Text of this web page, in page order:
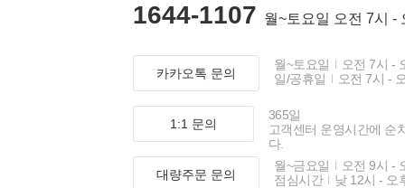
1644-1107 월~토요일 오전 7시 -
카카오톡 문의
월~토요일
오전 7시 -
일/공휴일
오전 7시 -
1:1 문의
365일
고객센터 운영시간에 순
다.
대량주문 문의
월~금요일
오전 9시 -
점심시간
낮 12시 - 오